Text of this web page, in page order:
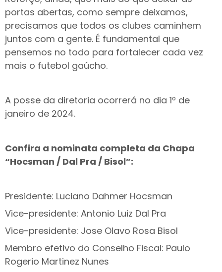
portas abertas, como sempre deixamos,
precisamos que todos os clubes caminhem
juntos com a gente. É fundamental que
pensemos no todo para fortalecer cada vez
mais o futebol gaúcho.
A posse da diretoria ocorrerá no dia 1º de
janeiro de 2024.
Confira a nominata completa da Chapa
“Hocsman / Dal Pra / Bisol”:
Presidente: Luciano Dahmer Hocsman
Vice-presidente: Antonio Luiz Dal Pra
Vice-presidente: Jose Olavo Rosa Bisol
Membro efetivo do Conselho Fiscal: Paulo
Rogerio Martinez Nunes